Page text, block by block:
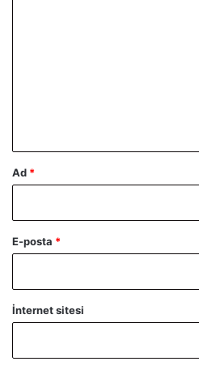
Ad *
E-posta *
İnternet sitesi